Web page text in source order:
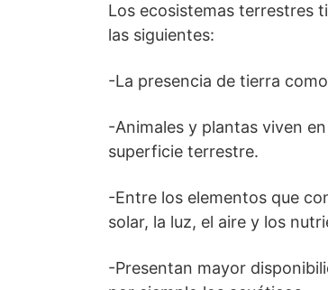
Los ecosistemas terrestres
las siguientes:
-La presencia de tierra
-Animales y plantas viven
superficie terrestre.
-Entre los elementos que
solar, la luz, el aire y los
-Presentan mayor